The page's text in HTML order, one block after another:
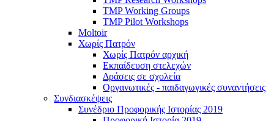
TMP Working Groups
TMP Pilot Workshops
Moltoir
Χωρίς Πατρόν
Χωρίς Πατρόν αρχική
Εκπαίδευση στελεχών
Δράσεις σε σχολεία
Οργανωτικές - παιδαγωγικές συναντήσεις
Συνδιασκέψεις
Συνέδριο Προφορικής Ιστορίας 2019